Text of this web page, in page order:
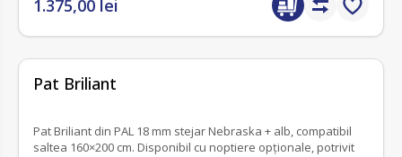
1.375,00 lei
Pat Briliant
Pat Briliant din PAL 18 mm stejar Nebraska + alb, compatibil
saltea 160×200 cm. Disponibil cu noptiere opționale, potrivit